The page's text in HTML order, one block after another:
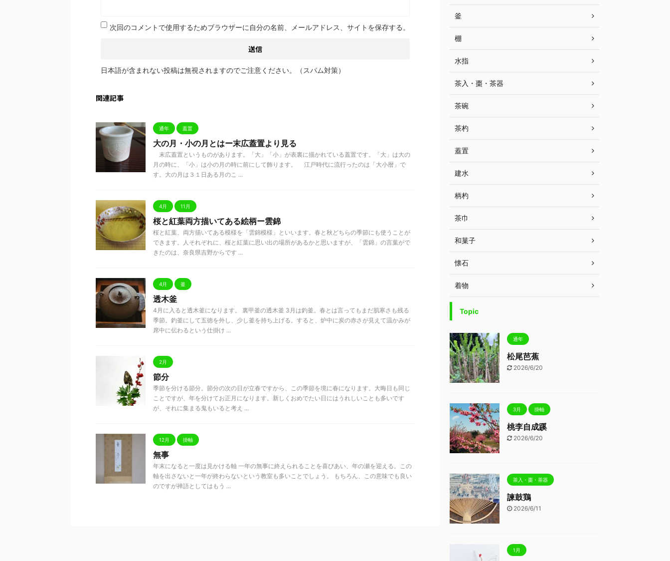
次回のコメントで使用するためブラウザーに自分の名前、メールアドレス、サイトを保存する。
日本語が含まれない投稿は無視されますのでご注意ください。（スパム対策）
関連記事
通年 蓋置
大の月・小の月とはー末広蓋置より見る
末広蓋置というものがあります。「大」「小」が表裏に描かれている蓋置です。「大」は大の
月の時に、「小」は小の月の時に前にして飾ります。 江戸時代に流行ったのは「大小暦」で
す。大の月は３１日ある月のこ ...
4月 11月
桜と紅葉両方描いてある絵柄ー雲錦
桜と紅葉、両方描いてある模様を「雲錦模様」といいます。春と秋どちらの季節にも使うことが
できます。人それぞれに、桜と紅葉に思い出の場所があるかと思いますが、「雲錦」の言葉がで
きたのは、奈良県吉野からです ...
4月 釜
透木釜
4月に入ると透木釜になります。 裏甲釜の透木釜 3月は釣釜。春とは言ってもまだ肌寒さも残る
季節。釣釜にして五徳を外し、少し釜を持ち上げる。すると、炉中に炭の赤さが見えて温かみが
席中に伝わるという仕掛け ...
2月
節分
季節を分ける節分。節分の次の日が立春ですから、この季節を境に春になります。大晦日も同じ
ことですが、年を分けてお正月になります。新しくおめでたい日にはうれしいことも多いです
が、それに集まる鬼もいると考え ...
12月 掛軸
無事
年末になると一度は見かける軸 一年の無事に終えられることを喜びあい、年の瀬を迎える。この
軸を出さないと一年が終わらないという教室も多いことでしょう。 もちろん、この意味でも良い
のですが禅語としてはもう ...
釜
棚
水指
茶入・棗・茶器
茶碗
茶杓
蓋置
建水
柄杓
茶巾
和菓子
懐石
着物
Topic
通年
松尾芭蕉
2026/6/20
3月 掛軸
桃李自成蹊
2026/6/20
茶入・棗・茶器
諫鼓鶏
2026/6/11
1月